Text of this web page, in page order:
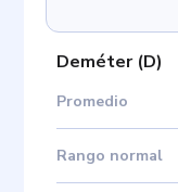
Deméter(D)
Promedio
Rango normal